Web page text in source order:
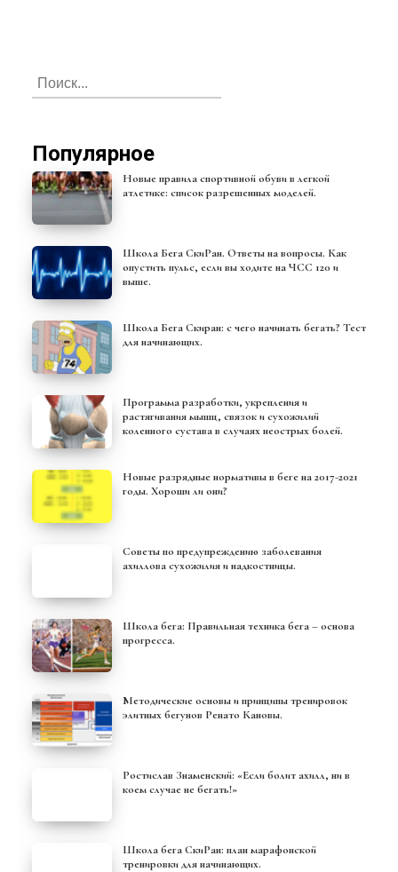
Популярное
Новые правила спортивной обуви в легкой
атлетике: список разрешенных моделей.
Школа Бега СкиРан. Ответы на вопросы. Как
опустить пульс, если вы ходите на ЧСС 120 и
выше.
Школа Бега Скиран: с чего начинать бегать? Тест
для начинающих.
Программа разработки, укрепления и
растягивания мышц, связок и сухожилий
коленного сустава в случаях неострых болей.
Новые разрядные нормативы в беге на 2017-2021
годы. Хороши ли они?
Советы по предупреждению заболевания
ахиллова сухожилия и надкостницы.
Школа бега: Правильная техника бега – основа
прогресса.
Методические основы и принципы тренировок
элитных бегунов Ренато Кановы.
Ростислав Знаменский: «Если болит ахилл, ни в
коем случае не бегать!»
Школа бега СкиРан: план марафонской
тренировки для начинающих.